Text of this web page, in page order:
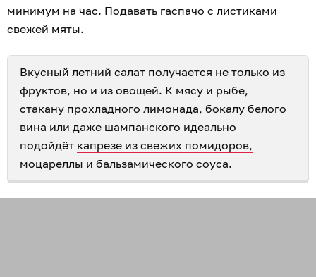
минимум на час. Подавать гаспачо с листиками
свежей мяты.
Вкусный летний салат получается не только из
фруктов, но и из овощей. К мясу и рыбе,
стакану прохладного лимонада, бокалу белого
вина или даже шампанского идеально
подойдёт капрезе из свежих помидоров,
моцареллы и бальзамического соуса.